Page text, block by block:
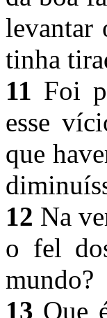
levantar
tinha
11 Foi
esse
que
12 Na
o fel
mundo?
13 Que